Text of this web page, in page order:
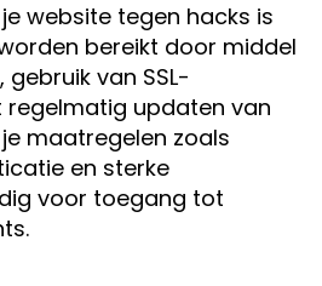
website tegen hacks is
bereikt door middel
van SSL-
regelmatig updaten van
maatregelen zoals
en sterke
voor toegang tot